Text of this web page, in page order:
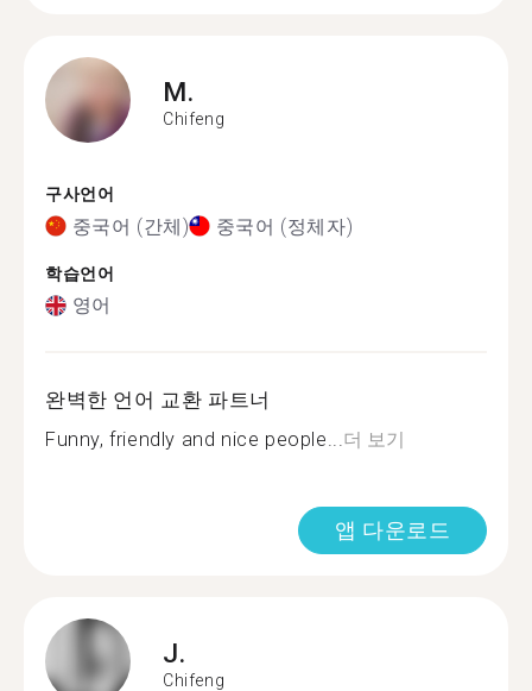
M.
Chifeng
구사언어
중국어 (간체) 중국어 (정체자)
학습언어
영어
완벽한 언어 교환 파트너
Funny, friendly and nice people...더 보기
앱 다운로드
J.
Chifeng